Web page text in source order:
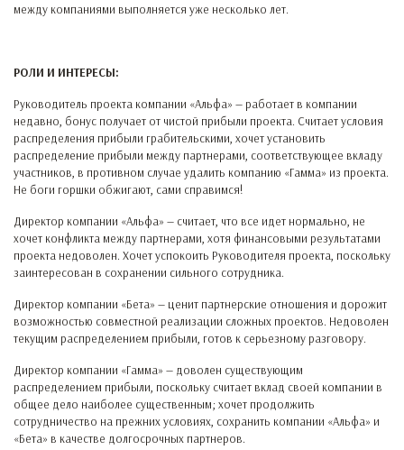
между компаниями выполняется уже несколько лет.
РОЛИ И ИНТЕРЕСЫ:
Руководитель проекта компании «Альфа» — работает в компании
недавно, бонус получает от чистой прибыли проекта. Считает условия
распределения прибыли грабительскими, хочет установить
распределение прибыли между партнерами, соответствующее вкладу
участников, в противном случае удалить компанию «Гамма» из проекта.
Не боги горшки обжигают, сами справимся!
Директор компании «Альфа» — считает, что все идет нормально, не
хочет конфликта между партнерами, хотя финансовыми результатами
проекта недоволен. Хочет успокоить Руководителя проекта, поскольку
заинтересован в сохранении сильного сотрудника.
Директор компании «Бета» — ценит партнерские отношения и дорожит
возможностью совместной реализации сложных проектов. Недоволен
текущим распределением прибыли, готов к серьезному разговору.
Директор компании «Гамма» — доволен существующим
распределением прибыли, поскольку считает вклад своей компании в
общее дело наиболее существенным; хочет продолжить
сотрудничество на прежних условиях, сохранить компании «Альфа» и
«Бета» в качестве долгосрочных партнеров.